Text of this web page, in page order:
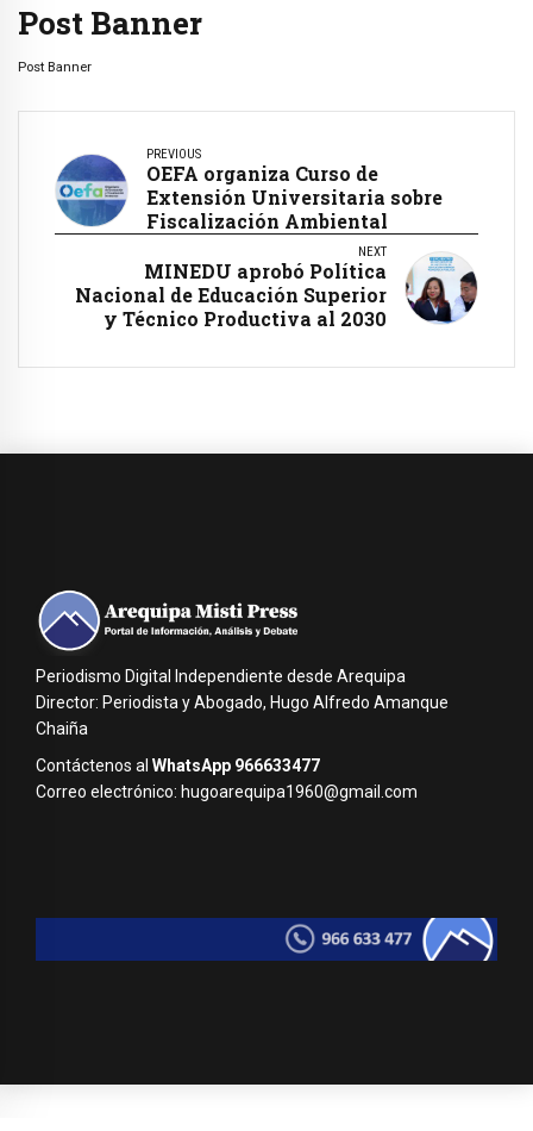
Post Banner
Post Banner
PREVIOUS
OEFA organiza Curso de
Extensión Universitaria sobre
Fiscalización Ambiental
NEXT
MINEDU aprobó Política
Nacional de Educación Superior
y Técnico Productiva al 2030
Periodismo Digital Independiente desde Arequipa
Director: Periodista y Abogado, Hugo Alfredo Amanque
Chaiña
Contáctenos al WhatsApp 966633477
Correo electrónico: hugoarequipa1960@gmail.com